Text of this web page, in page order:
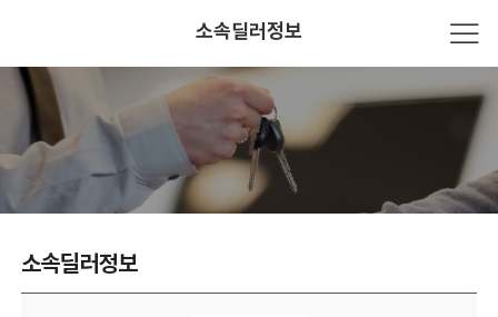
소속딜러정보
소속딜러정보